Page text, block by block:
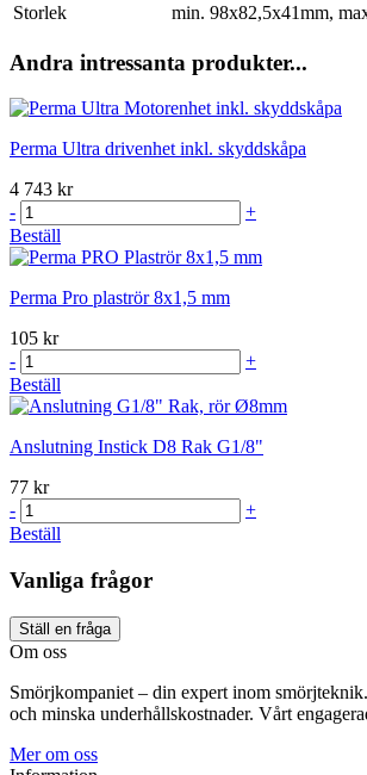
Storlek
min. 98x82,5x41mm,
Andra intressanta produkter...
Perma Ultra drivenhet inkl. skyddskåpa
4 743 kr
-
+
Beställ
Perma Pro plaströr 8x1,5 mm
105 kr
-
+
Beställ
Anslutning Instick D8 Rak G1/8"
77 kr
-
+
Beställ
Vanliga frågor
Ställ en fråga
Om oss
Smörjkompaniet – din expert inom
och minska underhållskostnader. Vårt
Mer om oss